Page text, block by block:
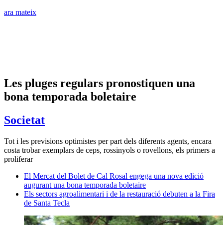
ara mateix
Les pluges regulars pronostiquen una
bona temporada boletaire
Societat
Tot i les previsions optimistes per part dels diferents agents, encara
costa trobar exemplars de ceps, rossinyols o rovellons, els primers a
proliferar
El Mercat del Bolet de Cal Rosal engega una nova edició
augurant una bona temporada boletaire
Els sectors agroalimentari i de la restauració debuten a la Fira
de Santa Tecla